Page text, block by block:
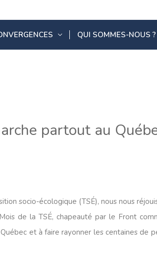
QUI SOMMES-NOUS ?
partout au
socio-écologique (TSÉ), nous nous
de la TSÉ, chapeauté par le Front
et à faire rayonner les centaines de